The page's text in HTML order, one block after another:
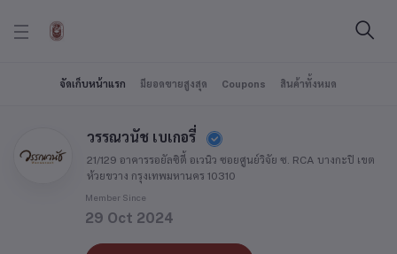
จัดเก็บหน้าแรก มียอดขายสูงสุด Coupons สินค้าทั้งหมด
วรรณวนัช เบเกอรี่
21/129 อาคารรอยัลซิตี้ อเวนิว ซอยศูนย์วิจัย ซ. RCA บางกะปิ เขต
ห้วยขวาง กรุงเทพมหานคร 10310
Member Since
29 Oct 2024